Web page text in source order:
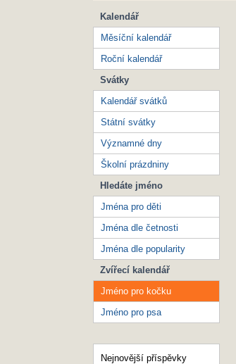
Kalendář
Měsíční kalendář
Roční kalendář
Svátky
Kalendář svátků
Státní svátky
Významné dny
Školní prázdniny
Hledáte jméno
Jména pro děti
Jména dle četnosti
Jména dle popularity
Zvířecí kalendář
Jméno pro kočku
Jméno pro psa
Nejnovější příspěvky